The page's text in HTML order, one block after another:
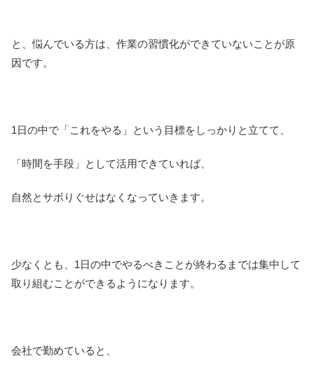
と、悩んでいる方は、作業の習慣化ができていないことが原
因です。
1日の中で「これをやる」という目標をしっかりと立てて、
「時間を手段」として活用できていれば、
自然とサボりぐせはなくなっていきます。
少なくとも、1日の中でやるべきことが終わるまでは集中して
取り組むことができるようになります。
会社で勤めていると、